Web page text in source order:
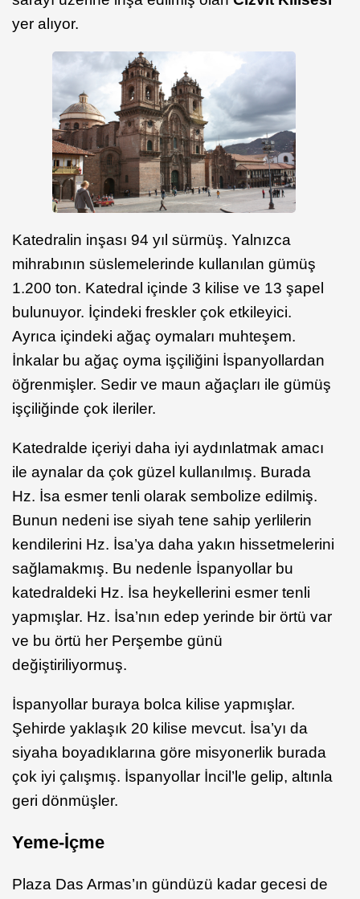
yer alıyor.
Katedralin inşası 94 yıl sürmüş. Yalnızca
mihrabının süslemelerinde kullanılan gümüş
1.200 ton. Katedral içinde 3 kilise ve 13 şapel
bulunuyor. İçindeki freskler çok etkileyici.
Ayrıca içindeki ağaç oymaları muhteşem.
İnkalar bu ağaç oyma işçiliğini İspanyollardan
öğrenmişler. Sedir ve maun ağaçları ile gümüş
işçiliğinde çok ileriler.
Katedralde içeriyi daha iyi aydınlatmak amacı
ile aynalar da çok güzel kullanılmış. Burada
Hz. İsa esmer tenli olarak sembolize edilmiş.
Bunun nedeni ise siyah tene sahip yerlilerin
kendilerini Hz. İsa’ya daha yakın hissetmelerini
sağlamakmış. Bu nedenle İspanyollar bu
katedraldeki Hz. İsa heykellerini esmer tenli
yapmışlar. Hz. İsa’nın edep yerinde bir örtü var
ve bu örtü her Perşembe günü
değiştiriliyormuş.
İspanyollar buraya bolca kilise yapmışlar.
Şehirde yaklaşık 20 kilise mevcut. İsa’yı da
siyaha boyadıklarına göre misyonerlik burada
çok iyi çalışmış. İspanyollar İncil’le gelip, altınla
geri dönmüşler.
Yeme-İçme
Plaza Das Armas’ın gündüzü kadar gecesi de